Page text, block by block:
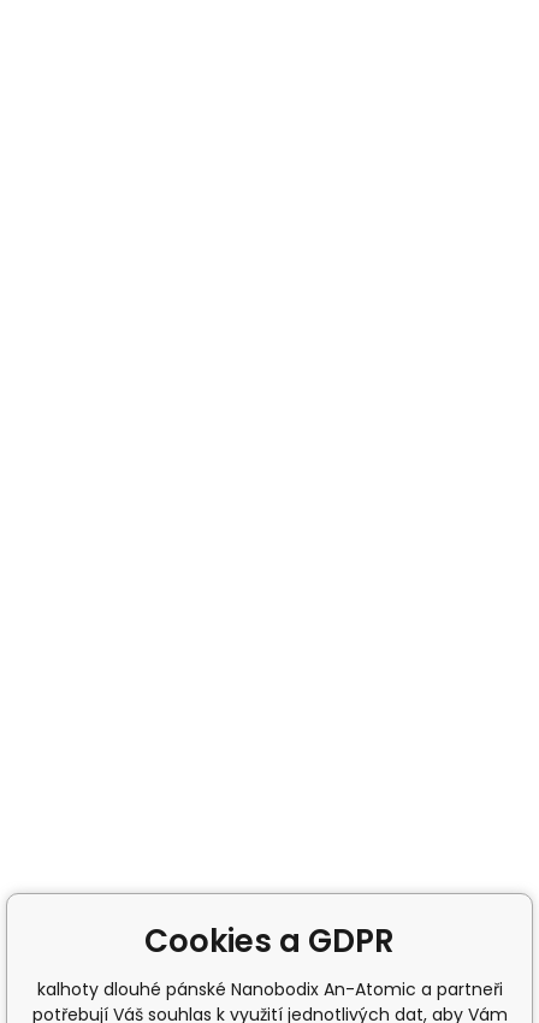
Cookies a GDPR
kalhoty dlouhé pánské Nanobodix An-Atomic a partneři
potřebují Váš souhlas k využití jednotlivých dat, aby Vám